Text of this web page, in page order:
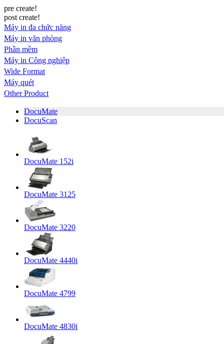
pre create!
post create!
Máy in đa chức năng
Máy in văn phòng
Phần mềm
Máy in Công nghiệp
Wide Format
Máy quét
Other Product
DocuMate
DocuScan
DocuMate 152i
DocuMate 3125
DocuMate 3220
DocuMate 4440i
DocuMate 4799
DocuMate 4830i